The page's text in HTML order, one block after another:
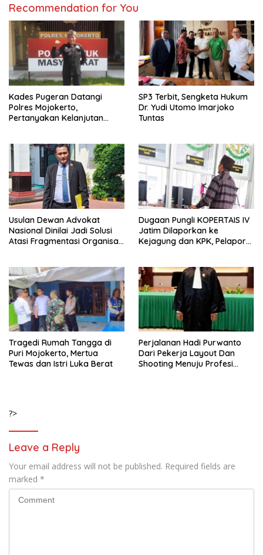
Recommendation for You
Kades Pugeran Datangi
Polres Mojokerto,
Pertanyakan Kelanjutan
SP3 Terbit, Sengketa Hukum
Dr. Yudi Utomo Imarjoko
Tuntas
Usulan Dewan Advokat
Nasional Dinilai Jadi Solusi
Atasi Fragmentasi Organisasi
Dugaan Pungli KOPERTAIS IV
Jatim Dilaporkan ke
Kejagung dan KPK, Pelapor
Tragedi Rumah Tangga di
Puri Mojokerto, Mertua
Tewas dan Istri Luka Berat
Perjalanan Hadi Purwanto
Dari Pekerja Layout Dan
Shooting Menuju Profesi
?>
Leave a Reply
Your email address will not be published. Required fields are
marked *